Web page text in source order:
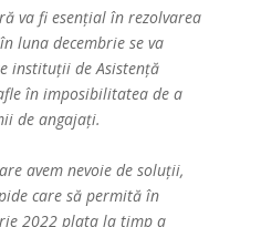
va fi esențial în rezolvarea
luna decembrie se va
instituții de Asistență
în imposibilitatea de a
de angajați.
avem nevoie de soluții,
care să permită în
2022 plata la timp a